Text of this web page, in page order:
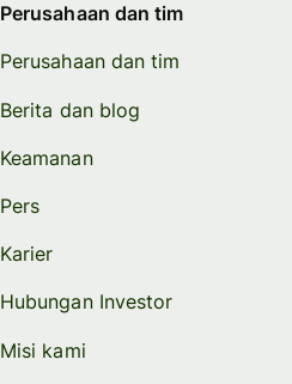
Perusahaan dan tim
Perusahaan dan tim
Berita dan blog
Keamanan
Pers
Karier
Hubungan Investor
Misi kami